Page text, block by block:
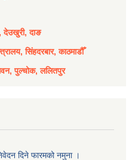
देउखुरी, दाङ
सिंहदरबार, काठमाडौँ
पुल्चोक, ललितपुर
दिने फारमको नमुना ।